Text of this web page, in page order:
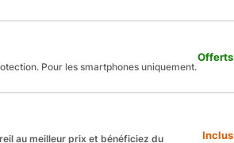
Pour les smartphones uniquement.
Offerts
au meilleur prix et bénéficiez du Inclus